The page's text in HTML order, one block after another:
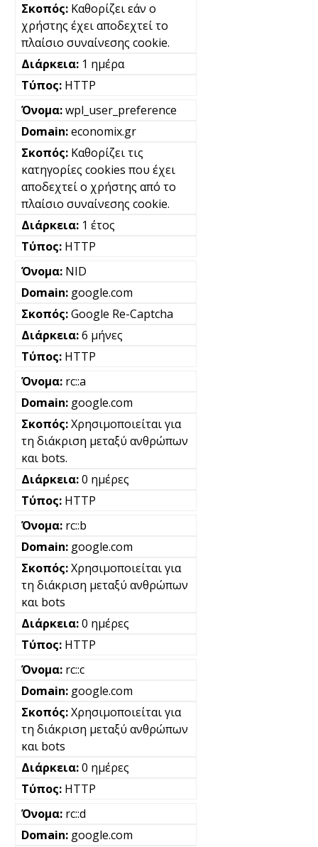
Καθορίζει εάν ο
χρήστης έχει αποδεχτεί το
πλαίσιο συναίνεσης cookie.
1 ημέρα
HTTP
wpl_user_preference
economix.gr
Καθορίζει τις
κατηγορίες cookies που έχει
αποδεχτεί ο χρήστης από το
πλαίσιο συναίνεσης cookie.
1 έτος
HTTP
NID
google.com
Google Re-Captcha
6 μήνες
HTTP
rc::a
google.com
Χρησιμοποιείται για
τη διάκριση μεταξύ ανθρώπων
και bots.
0 ημέρες
HTTP
rc::b
google.com
Χρησιμοποιείται για
τη διάκριση μεταξύ ανθρώπων
και bots
0 ημέρες
HTTP
rc::c
google.com
Χρησιμοποιείται για
τη διάκριση μεταξύ ανθρώπων
και bots
0 ημέρες
HTTP
rc::d
google.com